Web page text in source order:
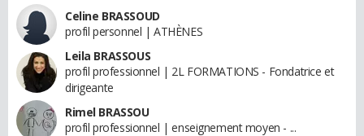
Celine BRASSOUD
profil personnel | ATHÈNES
Leila BRASSOUS
profil professionnel | 2L FORMATIONS - Fondatrice et
dirigeante
Rimel BRASSOU
profil professionnel | enseignement moyen - ...